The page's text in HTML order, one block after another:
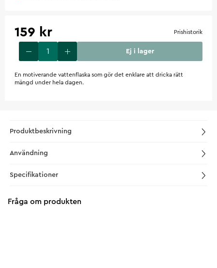
159 kr Prishistorik
Ej i lager
En motiverande vattenflaska som gör det enklare att dricka rätt
mängd under hela dagen.
Produktbeskrivning
Användning
Specifikationer
Fråga om produkten